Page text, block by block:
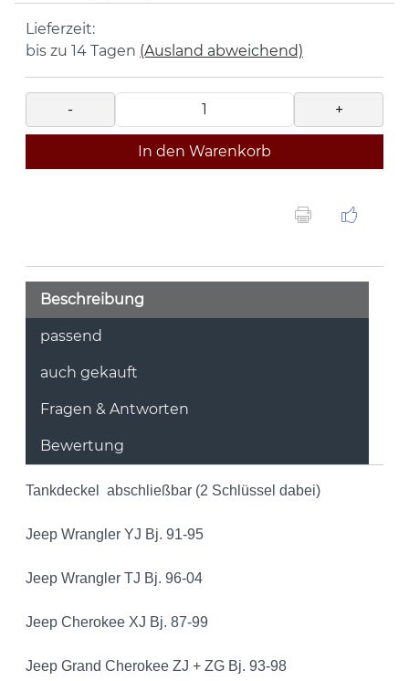
Lieferzeit:
bis zu 14 Tagen (Ausland abweichend)
- +
In den Warenkorb
Beschreibung
passend
auch gekauft
Fragen & Antworten
Bewertung
Tankdeckel abschließbar (2 Schlüssel dabei)
Jeep Wrangler YJ Bj. 91-95
Jeep Wrangler TJ Bj. 96-04
Jeep Cherokee XJ Bj. 87-99
Jeep Grand Cherokee ZJ + ZG Bj. 93-98